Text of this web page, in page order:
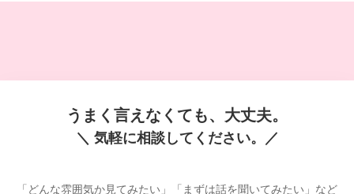
うまく言えなくても、大丈夫。
＼ 気軽に相談してください。／
「どんな雰囲気か見てみたい」「まずは話を聞いてみたい」など